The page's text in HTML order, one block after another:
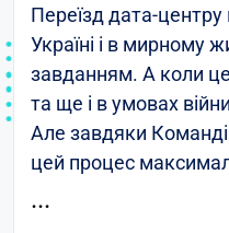
Переїзд дата-
Україні і в мирному
завданням. А коли
та ще і в умовах
Але завдяки
цей процес
...